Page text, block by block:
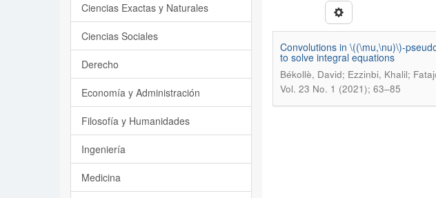
Convolutions in \((\mu,\nu)\)-
to solve integral equations
Békollè, David; Ezzinbi, Khalil;
Vol. 23 No. 1 (2021); 63–85
Ciencias Exactas y Naturales
Ciencias Sociales
Derecho
Economía y Administración
Filosofía y Humanidades
Ingeniería
Medicina